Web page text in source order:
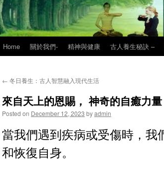
Skip
content
Home 關於我們- 精神與健康 古人養生秘訣 –
← 冬日養生：古人智慧融入現代生活
來自天上的恩賜， 神奇的自癒力量
Posted on December 12, 2023 byadmin
當我們遇到疾病或受傷時，我
和恢復自身。